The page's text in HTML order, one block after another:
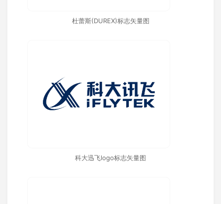
杜蕾斯(DUREX)标志矢量图
科大迅飞logo标志矢量图